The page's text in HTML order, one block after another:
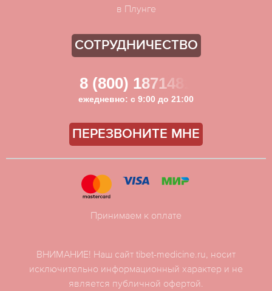
в Плунге
СОТРУДНИЧЕСТВО
8 (800) 1871481
ежедневно: с 9:00 до 21:00
ПЕРЕЗВОНИТЕ МНЕ
ВНИМАНИЕ! Наш сайт tibet-medicine.ru, носит
исключительно информационный характер и не
является публичной офертой.
Принимаем к оплате